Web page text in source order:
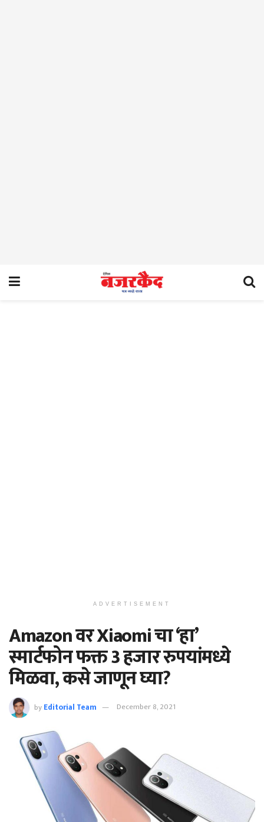
ADVERTISEMENT
Amazon वर Xiaomi चा ‘हा’
स्मार्टफोन फक्त 3 हजार रुपयांमध्ये
मिळवा, कसे जाणून घ्या?
byEditorial Team December 8, 2021